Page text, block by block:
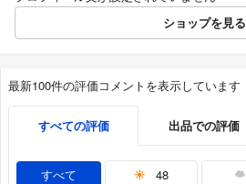
ショップを見る
最新100件の評価コメントを表示しています
すべての評価 出品での評価
すべて 48